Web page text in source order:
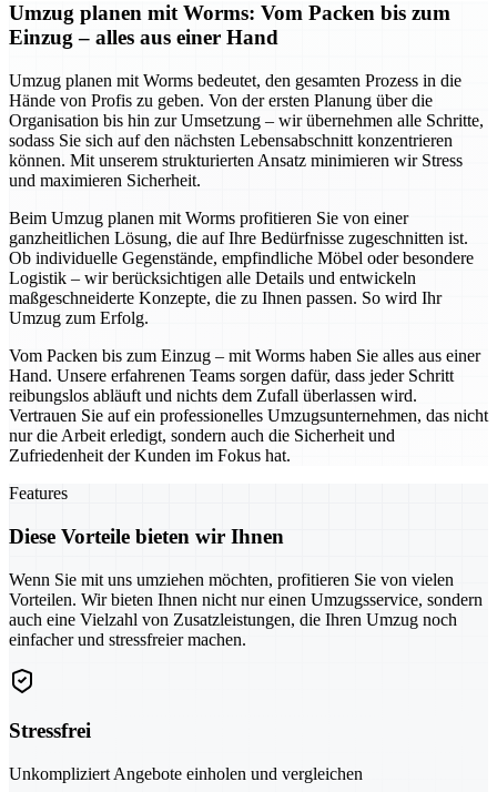
Umzug planen mit Worms: Vom Packen bis zum
Einzug – alles aus einer Hand
Umzug planen mit Worms bedeutet, den gesamten Prozess in die
Hände von Profis zu geben. Von der ersten Planung über die
Organisation bis hin zur Umsetzung – wir übernehmen alle Schritte,
sodass Sie sich auf den nächsten Lebensabschnitt konzentrieren
können. Mit unserem strukturierten Ansatz minimieren wir Stress
und maximieren Sicherheit.
Beim Umzug planen mit Worms profitieren Sie von einer
ganzheitlichen Lösung, die auf Ihre Bedürfnisse zugeschnitten ist.
Ob individuelle Gegenstände, empfindliche Möbel oder besondere
Logistik – wir berücksichtigen alle Details und entwickeln
maßgeschneiderte Konzepte, die zu Ihnen passen. So wird Ihr
Umzug zum Erfolg.
Vom Packen bis zum Einzug – mit Worms haben Sie alles aus einer
Hand. Unsere erfahrenen Teams sorgen dafür, dass jeder Schritt
reibungslos abläuft und nichts dem Zufall überlassen wird.
Vertrauen Sie auf ein professionelles Umzugsunternehmen, das nicht
nur die Arbeit erledigt, sondern auch die Sicherheit und
Zufriedenheit der Kunden im Fokus hat.
Features
Diese Vorteile bieten wir Ihnen
Wenn Sie mit uns umziehen möchten, profitieren Sie von vielen
Vorteilen. Wir bieten Ihnen nicht nur einen Umzugsservice, sondern
auch eine Vielzahl von Zusatzleistungen, die Ihren Umzug noch
einfacher und stressfreier machen.
Stressfrei
Unkompliziert Angebote einholen und vergleichen